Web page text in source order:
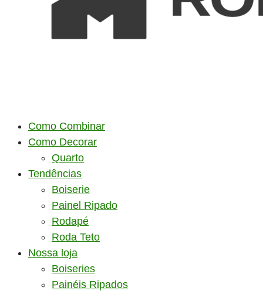
Como Combinar
Como Decorar
Quarto
Tendências
Boiserie
Painel Ripado
Rodapé
Roda Teto
Nossa loja
Boiseries
Painéis Ripados